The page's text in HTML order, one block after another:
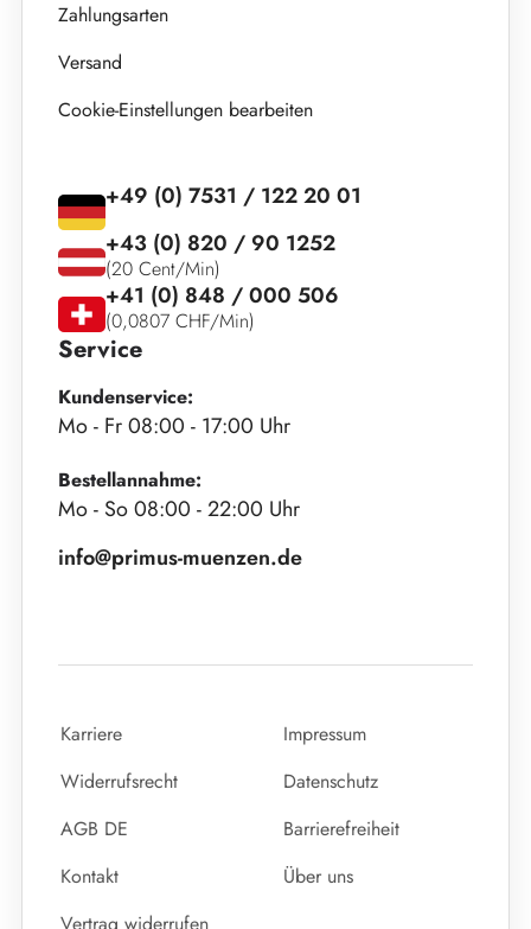
Zahlungsarten
Versand
Cookie-Einstellungen bearbeiten
Service
Kundenservice:
Mo - Fr 08:00 - 17:00 Uhr
Bestellannahme:
Mo - So 08:00 - 22:00 Uhr
info@primus-muenzen.de
+49 (0) 7531 / 122 20 01
+43 (0) 820 / 90 1252
(20 Cent/Min)
+41 (0) 848 / 000 506
(0,0807 CHF/Min)
Karriere
Impressum
Widerrufsrecht
Datenschutz
AGB DE
Barrierefreiheit
Kontakt
Über uns